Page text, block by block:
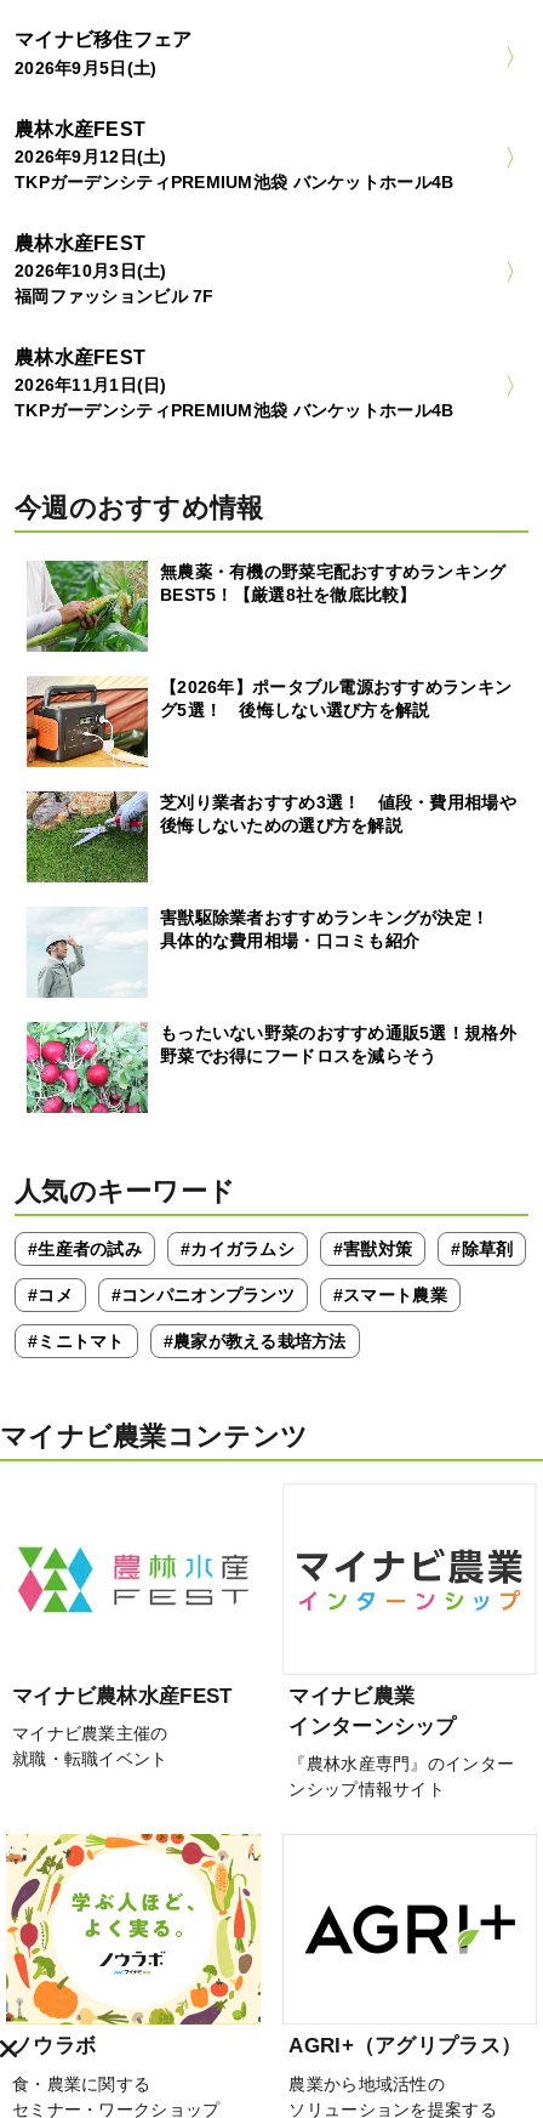
マイナビ移住フェア
2026年9月5日(土)
農林水産FEST
2026年9月12日(土)
TKPガーデンシティPREMIUM池袋 バンケットホール4B
農林水産FEST
2026年10月3日(土)
福岡ファッションビル 7F
農林水産FEST
2026年11月1日(日)
TKPガーデンシティPREMIUM池袋 バンケットホール4B
今週のおすすめ情報
無農薬・有機の野菜宅配おすすめランキング
BEST5！【厳選8社を徹底比較】
【2026年】ポータブル電源おすすめランキン
グ5選！ 後悔しない選び方を解説
芝刈り業者おすすめ3選！ 値段・費用相場や
後悔しないための選び方を解説
害獣駆除業者おすすめランキングが決定！
具体的な費用相場・口コミも紹介
もったいない野菜のおすすめ通販5選！規格外
野菜でお得にフードロスを減らそう
人気のキーワード
#生産者の試み #カイガラムシ #害獣対策 #除草剤
#コメ #コンパニオンプランツ #スマート農業
#ミニトマト #農家が教える栽培方法
マイナビ農業コンテンツ
マイナビ農林水産FEST
マイナビ農業主催の
就職・転職イベント
マイナビ農業
インターンシップ
『農林水産専門』のインター
ンシップ情報サイト
ノウラボ
食・農業に関する
セミナー・ワークショップ
AGRI+（アグリプラス）
農業から地域活性の
ソリューションを提案する